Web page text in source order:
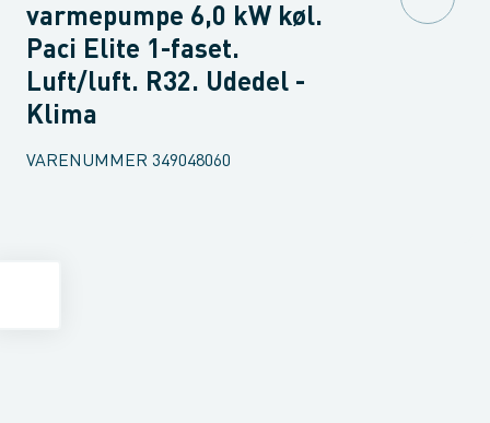
varmepumpe 6,0 kW køl.
Paci Elite 1-faset.
Luft/luft. R32. Udedel -
Klima
VARENUMMER 349048060